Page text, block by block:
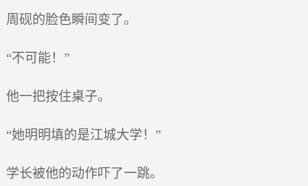
周砚的脸色瞬间变了。
“不可能！”
他一把按住桌子。
“她明明填的是江城大学！”
学长被他的动作吓了一跳。